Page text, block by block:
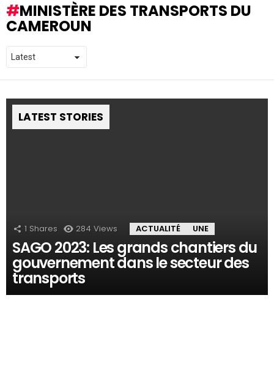
MINISTÈRE DES TRANSPORTS DU
CAMEROUN
LATEST STORIES
1 Shares 284 Views ACTUALITÉ UNE
SAGO 2023: Les grands chantiers du
gouvernement dans le secteur des
transports